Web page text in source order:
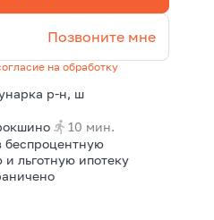
Позвоните мне
на обработку
р-н, ш
10 мин.
беспроцентную
льготную ипотеку